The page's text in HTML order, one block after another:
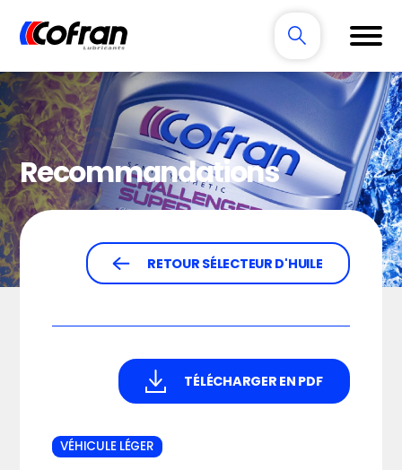
Recommandations
RETOUR SÉLECTEUR D'HUILE
TÉLÉCHARGER EN PDF
VÉHICULE LÉGER